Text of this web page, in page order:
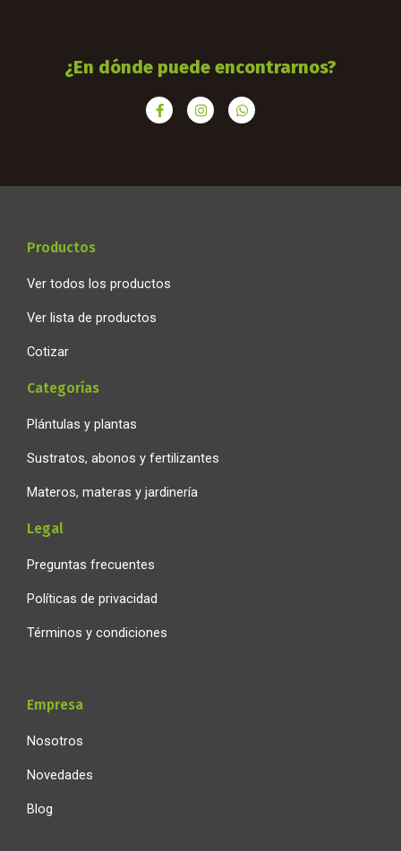
¿En dónde puede encontrarnos?
F
a
c
o
I
n
s
r
W
h
a
p
Productos
Ver todos los productos
Ver lista de productos
Cotizar
Categorías
Plántulas y plantas
Sustratos, abonos y fertilizantes
Materos, materas y jardinería
Legal
Preguntas frecuentes
Políticas de privacidad
Términos y condiciones
Empresa
Nosotros
Novedades
Blog